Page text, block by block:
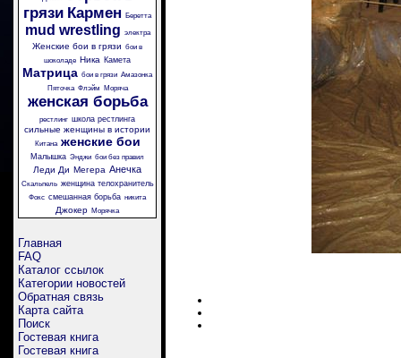
грязи Кармен Беретта
mud wrestling электра
Женские бои в грязи бои в
шоколаде Ника Камета
Матрица бои в грязи Амазонка
Пяточка Флэйм Моряча
женская борьба
рестлинг школа рестлинга
сильные женщины в истории
Китана женские бои
Малышка Энджи бои без правил
Леди Ди Мегера Анечка
Скальпель женщина телохранитель
Фокс смешанная борьба никита
Джокер Морячка
Главная
FAQ
Каталог ссылок
Категории новостей
Обратная связь
Карта сайта
Поиск
Гостевая книга
Гостевая книга